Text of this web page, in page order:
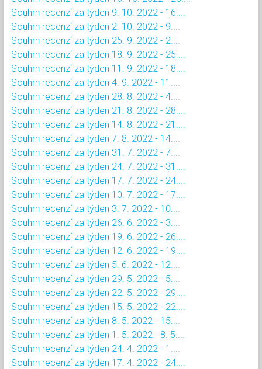
Souhrn recenzí za týden 9. 10. 2022 - 16....
Souhrn recenzí za týden 2. 10. 2022 - 9....
Souhrn recenzí za týden 25. 9. 2022 - 2....
Souhrn recenzí za týden 18. 9. 2022 - 25....
Souhrn recenzí za týden 11. 9. 2022 - 18....
Souhrn recenzí za týden 4. 9. 2022 - 11....
Souhrn recenzí za týden 28. 8. 2022 - 4....
Souhrn recenzí za týden 21. 8. 2022 - 28....
Souhrn recenzí za týden 14. 8. 2022 - 21....
Souhrn recenzí za týden 7. 8. 2022 - 14....
Souhrn recenzí za týden 31. 7. 2022 - 7....
Souhrn recenzí za týden 24. 7. 2022 - 31....
Souhrn recenzí za týden 17. 7. 2022 - 24....
Souhrn recenzí za týden 10. 7. 2022 - 17....
Souhrn recenzí za týden 3. 7. 2022 - 10....
Souhrn recenzí za týden 26. 6. 2022 - 3....
Souhrn recenzí za týden 19. 6. 2022 - 26....
Souhrn recenzí za týden 12. 6. 2022 - 19....
Souhrn recenzí za týden 5. 6. 2022 - 12....
Souhrn recenzí za týden 29. 5. 2022 - 5....
Souhrn recenzí za týden 22. 5. 2022 - 29....
Souhrn recenzí za týden 15. 5. 2022 - 22....
Souhrn recenzí za týden 8. 5. 2022 - 15....
Souhrn recenzí za týden 1. 5. 2022 - 8. 5....
Souhrn recenzí za týden 24. 4. 2022 - 1....
Souhrn recenzí za týden 17. 4. 2022 - 24....